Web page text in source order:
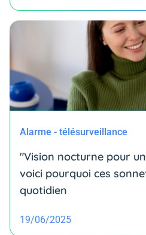
Alarme - télésurveillance
"Vision nocturne pour
voici pourquoi ces
quotidien
19/06/2025